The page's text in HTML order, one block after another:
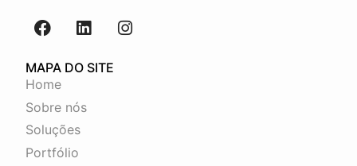
MAPA DO SITE
Home
Sobre nós
Soluções
Portfólio